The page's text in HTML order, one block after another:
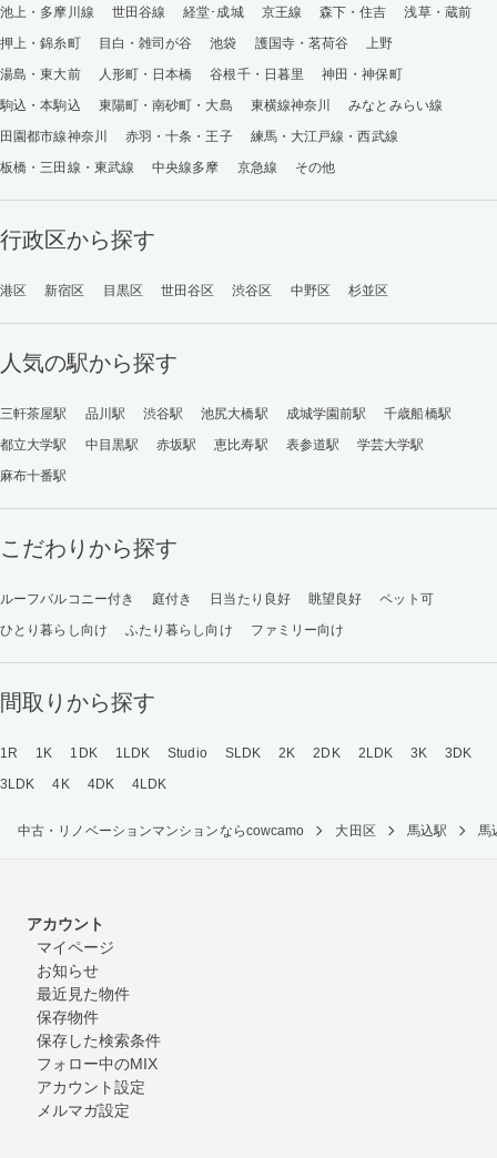
池上・多摩川線
世田谷線 経堂･成城 京王線 森下・住吉
浅草・蔵前
押上・錦糸町
目白・雑司が谷 池袋 護国寺・茗荷谷
上野
湯島・東大前
人形町・日本橋 谷根千・日暮里
神田・神保町
駒込・本駒込
東陽町・南砂町・大島 東横線神奈川
みなとみらい線
田園都市線神奈川
赤羽・十条・王子
練馬・大江戸線・西武線
板橋・三田線・東武線
中央線多摩 京急線 その他
行政区から探す
港区 新宿区 目黒区 世田谷区 渋谷区 中野区 杉並区
人気の駅から探す
三軒茶屋駅 品川駅 渋谷駅 池尻大橋駅 成城学園前駅
千歳船橋駅
都立大学駅
中目黒駅 赤坂駅 恵比寿駅 表参道駅
学芸大学駅
麻布十番駅
こだわりから探す
ルーフバルコニー付き 庭付き 日当たり良好 眺望良好
ペット可
ひとり暮らし向け
ふたり暮らし向け ファミリー向け
間取りから探す
1R 1K 1DK 1LDK Studio SLDK 2K 2DK 2LDK 3K
3DK
3LDK
4K 4DK 4LDK
中古・リノベーションマンションならcowcamo 大田区 馬込駅 馬
アカウント
マイページ
お知らせ
最近見た物件
保存物件
保存した検索条件
フォロー中のMIX
アカウント設定
メルマガ設定